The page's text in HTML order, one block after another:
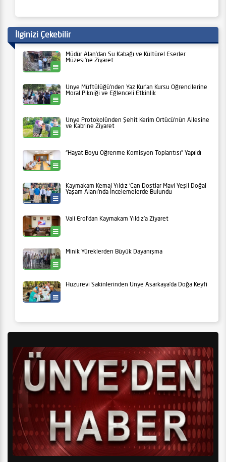
İlginizi Çekebilir
Müdür Alan’dan Su Kabağı ve Kültürel Eserler
Müzesi’ne Ziyaret
Ünye Müftülüğü’nden Yaz Kur’an Kursu Öğrencilerine
Moral Pikniği ve Eğlenceli Etkinlik
Ünye Protokolünden Şehit Kerim Örtücü’nün Ailesine
ve Kabrine Ziyaret
“Hayat Boyu Öğrenme Komisyon Toplantısı” Yapıldı
Kaymakam Kemal Yıldız ‘Can Dostlar Mavi Yeşil Doğal
Yaşam Alanı’nda İncelemelerde Bulundu
Vali Erol’dan Kaymakam Yıldız’a Ziyaret
Minik Yüreklerden Büyük Dayanışma
Huzurevi Sakinlerinden Ünye Asarkaya’da Doğa Keyfi